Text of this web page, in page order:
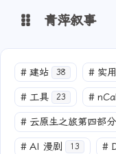
博客
青萍 AI 图床
青萍 AI 电商
青萍叙事
# 建站 38 # 实
# 工具 23 #
# 云原生之旅第四部分
# AI 漫剧 13 #